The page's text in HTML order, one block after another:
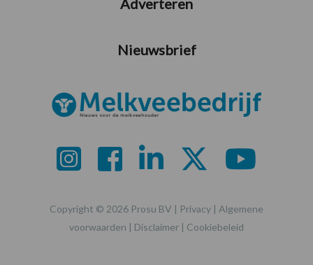
Nieuwsbrief
Copyright © 2026 Prosu BV | Privacy | Algemene
voorwaarden | Disclaimer | Cookiebeleid